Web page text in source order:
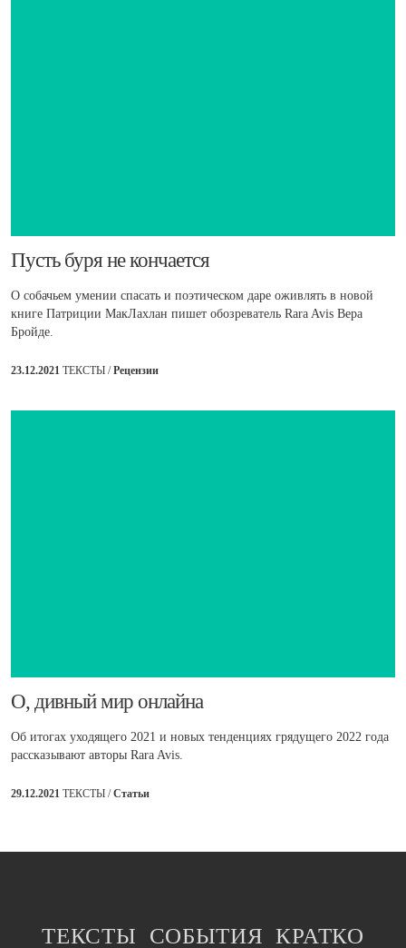
Пусть буря не кончается
О собачьем умении спасать и поэтическом даре оживлять в новой
книге Патриции МакЛахлан пишет обозреватель Rara Avis Вера
Бройде.
23.12.2021 ТЕКСТЫ /Рецензии
​О, дивный мир онлайна
Об итогах уходящего 2021 и новых тенденциях грядущего 2022 года
рассказывают авторы Rara Avis.
29.12.2021 ТЕКСТЫ /Статьи
ТЕКСТЫ СОБЫТИЯ КРАТКО